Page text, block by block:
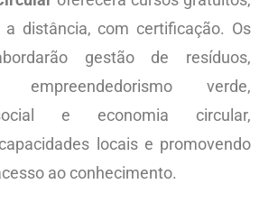
a distância, com certificação. Os
gestão de resíduos,
empreendedorismo verde,
e economia circular,
locais e promovendo
ao conhecimento.